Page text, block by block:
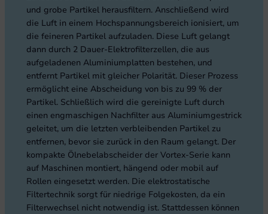
und grobe Partikel herausfiltern. Anschließend wird
die Luft in einem Hochspannungsbereich ionisiert, um
die feineren Partikel aufzuladen. Diese Luft gelangt
dann durch 2 Dauer-Elektrofilterzellen, die aus
aufgeladenen Aluminiumplatten bestehen, und
entfernt Partikel mit gleicher Polarität. Dieser Prozess
ermöglicht eine Abscheidung von bis zu 99 % der
Partikel. Schließlich wird die gereinigte Luft durch
einen engmaschigen Nachfilter aus Aluminiumgestrick
geleitet, um die letzten verbleibenden Partikel zu
entfernen, bevor sie zurück in den Raum gelangt. Der
kompakte Ölnebelabscheider der Vortex-Serie kann
auf Maschinen montiert, hängend oder mobil auf
Rollen eingesetzt werden. Die elektrostatische
Filtertechnik sorgt für niedrige Folgekosten, da ein
Filterwechsel nicht notwendig ist. Stattdessen können